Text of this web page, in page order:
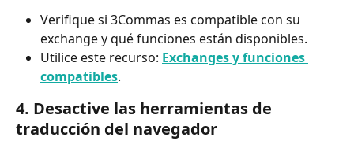
Verifique si 3Commas es compatible con su
exchange y qué funciones están disponibles.
Utilice este recurso: Exchanges y funciones
compatibles.
4. Desactive las herramientas de
traducción del navegador